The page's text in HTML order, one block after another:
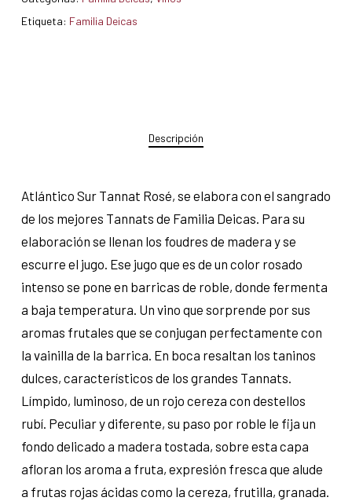
Etiqueta: Familia Deicas
Descripción
Atlántico Sur Tannat Rosé, se elabora con el sangrado
de los mejores Tannats de Familia Deicas. Para su
elaboración se llenan los foudres de madera y se
escurre el jugo. Ese jugo que es de un color rosado
intenso se pone en barricas de roble, donde fermenta
a baja temperatura. Un vino que sorprende por sus
aromas frutales que se conjugan perfectamente con
la vainilla de la barrica. En boca resaltan los taninos
dulces, característicos de los grandes Tannats.
Límpido, luminoso, de un rojo cereza con destellos
rubí. Peculiar y diferente, su paso por roble le fija un
fondo delicado a madera tostada, sobre esta capa
afloran los aroma a fruta, expresión fresca que alude
a frutas rojas ácidas como la cereza, frutilla, granada.